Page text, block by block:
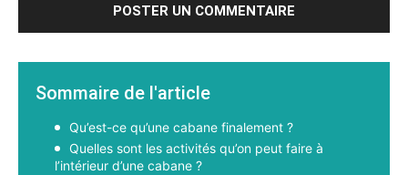
Sommaire de l'article
Qu’est-ce qu’une cabane finalement ?
Quelles sont les activités qu’on peut faire à
l’intérieur d’une cabane ?